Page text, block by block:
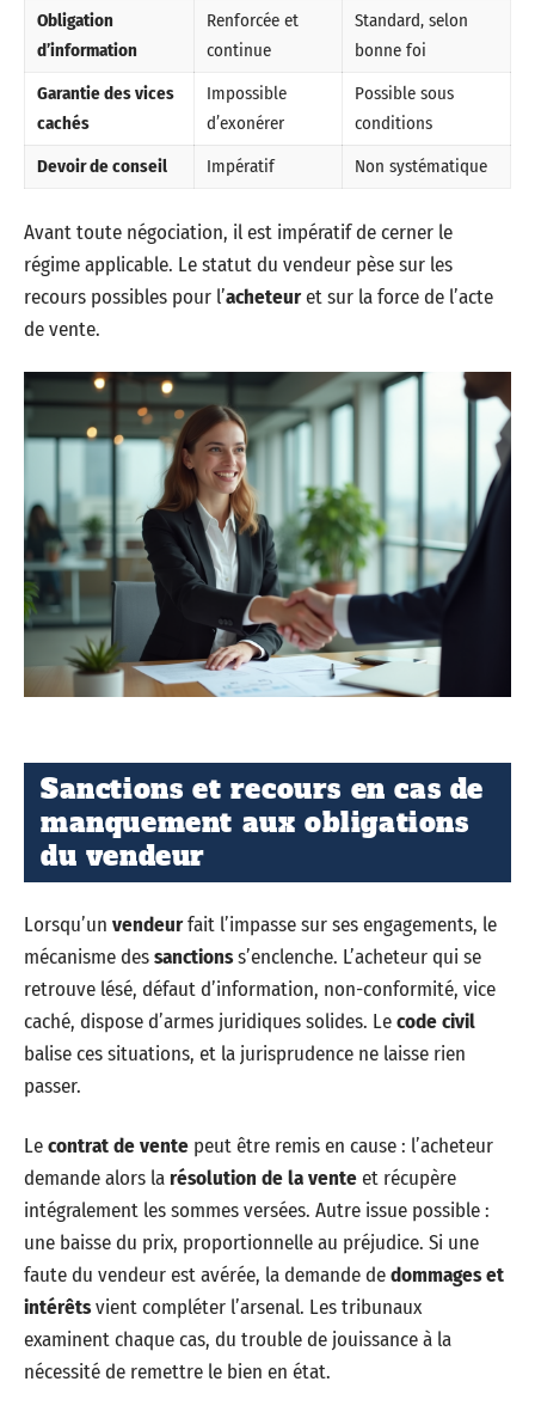
Obligation
d’information
Renforcée et
continue
Standard, selon
bonne foi
Garantie des vices
cachés
Impossible
d’exonérer
Possible sous
conditions
Devoir de conseil
Impératif Non systématique
Avant toute négociation, il est impératif de cerner le
régime applicable. Le statut du vendeur pèse sur les
recours possibles pour l’acheteuret sur la force de l’acte
de vente.
Sanctions et recours en cas de
manquement aux obligations
du vendeur
Lorsqu’un vendeurfait l’impasse sur ses engagements, le
mécanisme dessanctionss’enclenche. L’acheteur qui se
retrouve lésé, défaut d’information, non-conformité, vice
caché, dispose d’armes juridiques solides. Lecode civil
balise ces situations, et la jurisprudence ne laisse rien
passer.
Lecontrat de vente peut être remis en cause : l’acheteur
demande alors larésolution de la venteet récupère
intégralement les sommes versées. Autre issue possible :
une baisse du prix, proportionnelle au préjudice. Si une
faute du vendeur est avérée, la demande dedommages et
intérêtsvient compléter l’arsenal. Les tribunaux
examinent chaque cas, du trouble de jouissance à la
nécessité de remettre le bien en état.